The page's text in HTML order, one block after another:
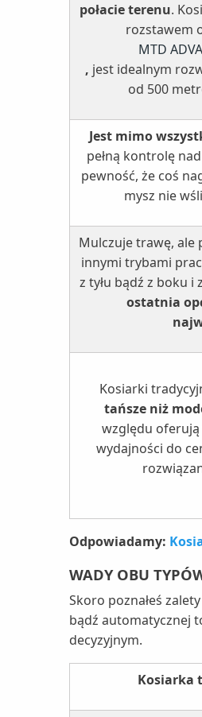
połacie terenu.
rozstawem
MTD
, jest idealnym
od 500
Jest mimo
pełną kontrolę
pewność, że coś
mysz nie
Mulczuje trawę, ale
innymi trybami
z tyłu bądź z boku i
ostatnia
Kosiarki
tańsze niż
względu
wydajności do
Odpowiadamy:
WADY OBU
Skoro poznałeś
bądź automatycznej
decyzyjnym.
Kosiarka